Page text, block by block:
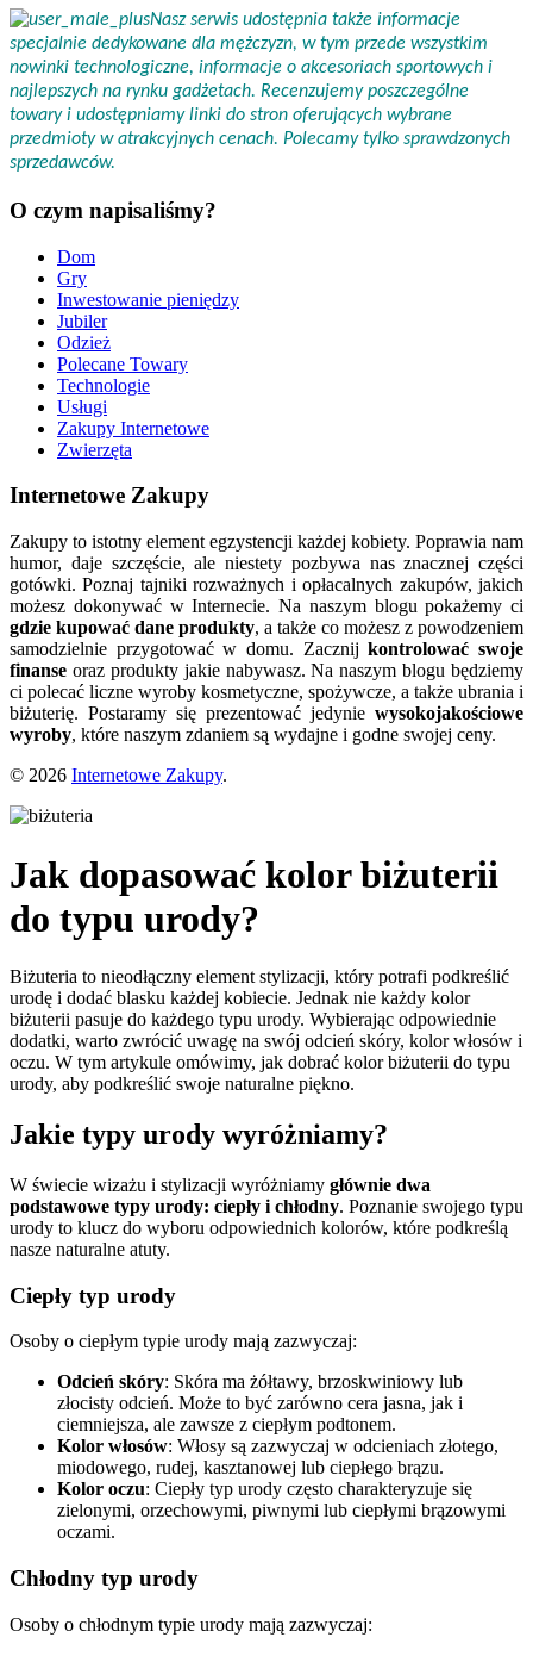
Nasz serwis udostępnia także informacje
specjalnie dedykowane dla mężczyzn, w tym przede wszystkim
nowinki technologiczne, informacje o akcesoriach sportowych i
najlepszych na rynku gadżetach. Recenzujemy poszczególne
towary i udostępniamy linki do stron oferujących wybrane
przedmioty w atrakcyjnych cenach. Polecamy tylko sprawdzonych
sprzedawców.
O czym napisaliśmy?
Dom
Gry
Inwestowanie pieniędzy
Jubiler
Odzież
Polecane Towary
Technologie
Usługi
Zakupy Internetowe
Zwierzęta
Internetowe Zakupy
Zakupy to istotny element egzystencji każdej kobiety. Poprawia nam
humor, daje szczęście, ale niestety pozbywa nas znacznej części
gotówki. Poznaj tajniki rozważnych i opłacalnych zakupów, jakich
możesz dokonywać w Internecie. Na naszym blogu pokażemy ci
gdzie kupować dane produkty, a także co możesz z powodzeniem
samodzielnie przygotować w domu. Zacznijkontrolować swoje
finanse oraz produkty jakie nabywasz. Na naszym blogu będziemy
ci polecać liczne wyroby kosmetyczne, spożywcze, a także ubrania i
biżuterię. Postaramy się prezentować jedynie wysokojakościowe
wyroby, które naszym zdaniem są wydajne i godne swojej ceny.
© 2026 Internetowe Zakupy.
Jak dopasować kolor biżuterii
do typu urody?
Biżuteria to nieodłączny element stylizacji, który potrafi podkreślić
urodę i dodać blasku każdej kobiecie. Jednak nie każdy kolor
biżuterii pasuje do każdego typu urody. Wybierając odpowiednie
dodatki, warto zwrócić uwagę na swój odcień skóry, kolor włosów i
oczu. W tym artykule omówimy, jak dobrać kolor biżuterii do typu
urody, aby podkreślić swoje naturalne piękno.
Jakie typy urody wyróżniamy?
W świecie wizażu i stylizacji wyróżniamy głównie dwa
podstawowe typy urody: ciepły i chłodny. Poznanie swojego typu
urody to klucz do wyboru odpowiednich kolorów, które podkreślą
nasze naturalne atuty.
Ciepły typ urody
Osoby o ciepłym typie urody mają zazwyczaj:
Odcień skóry: Skóra ma żółtawy, brzoskwiniowy lub
złocisty odcień. Może to być zarówno cera jasna, jak i
ciemniejsza, ale zawsze z ciepłym podtonem.
Kolor włosów: Włosy są zazwyczaj w odcieniach złotego,
miodowego, rudej, kasztanowej lub ciepłego brązu.
Kolor oczu: Ciepły typ urody często charakteryzuje się
zielonymi, orzechowymi, piwnymi lub ciepłymi brązowymi
oczami.
Chłodny typ urody
Osoby o chłodnym typie urody mają zazwyczaj: